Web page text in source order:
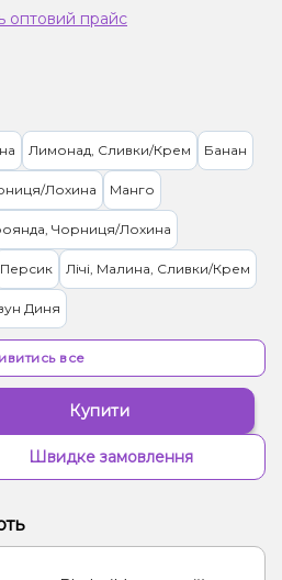
оптовий прайс
Лимонад, Сливки/Крем Банан
Лохина Манго
Чорниця/Лохина
Персик Лічі, Малина, Сливки/Крем
Диня
Груша/Дюшес
Персик, Прянощі/Спеції
Крем Ялинка, Ягоди
все
Купити
Швидке замовлення